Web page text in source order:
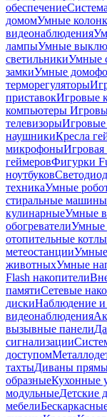
обеспечение
домомУмные
видеонаблюдения
лампыУмные
светильникиУмные
замкиУмные
терморегуляторы
приставокИгровые
компьютеры
телевизоры
наушникиКресла
микрофоныИгровая
геймеровФигурки
ноутбуков
техникаУмные
стиральные машины
кулинарныеУмные
обогревателиУмные
отопительные котлы
метеостанции
животныхУмные
Flash накопители
памятиСетевые
дискиНаблюдение и
видеонаблюдения
вызывные панели
сигнализации
доступом
тахтыДиваны
образныеКухонные
модульныеДетские
мебели